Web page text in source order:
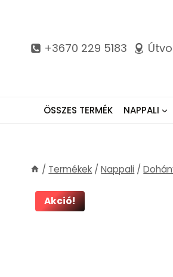
content +3670 229 5183
ÖSSZES TERMÉK NAPPALI
/ Termékek / Nappali /
Akció!